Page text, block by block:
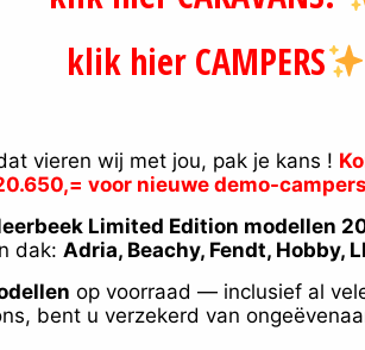
Selecteer merk
klik hier CAMPERS
vieren wij met jou, pak je kans !
voor nieuwe demo-
Limited Edition modellen
dak: Adria, Beachy, Fendt, Hobby,
op voorraad — inclusief al
bent u verzekerd van